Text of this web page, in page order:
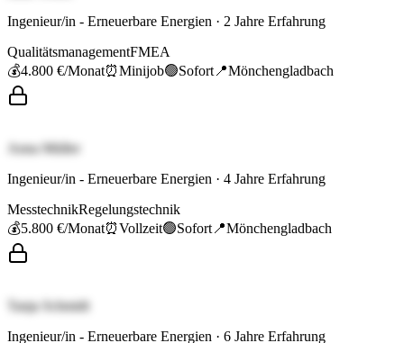
Ingenieur/in - Erneuerbare Energien · 2 Jahre Erfahrung
QualitätsmanagementFMEA
💰4.800 €/Monat⏰Minijob🟢Sofort 📍Mönchengladbach
Anna Müller
Ingenieur/in - Erneuerbare Energien · 4 Jahre Erfahrung
MesstechnikRegelungstechnik
💰5.800 €/Monat⏰Vollzeit🟢Sofort 📍Mönchengladbach
Tanja Schmidt
Ingenieur/in - Erneuerbare Energien · 6 Jahre Erfahrung